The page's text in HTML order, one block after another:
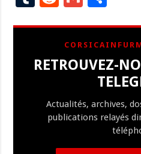
e
b
o
o
es
ky gr
a
m
c
bl
r
d
di
t
ai
l
ta
g
er
RETROUVEZ-
Actualités, archives,
publications relayés